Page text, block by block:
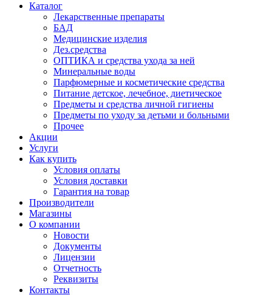
Каталог
Лекарственные препараты
БАД
Медицинские изделия
Дез.средства
ОПТИКА и средства ухода за ней
Минеральные воды
Парфюмерные и косметические средства
Питание детское, лечебное, диетическое
Предметы и средства личной гигиены
Предметы по уходу за детьми и больными
Прочее
Акции
Услуги
Как купить
Условия оплаты
Условия доставки
Гарантия на товар
Производители
Магазины
О компании
Новости
Документы
Лицензии
Отчетность
Реквизиты
Контакты